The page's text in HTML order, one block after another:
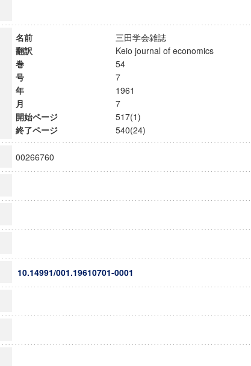
研究拠点
名前
三田学会雑誌
翻訳
Keio journal of economics
巻
54
号
7
年
1961
月
7
開始ページ
517(1)
終了ページ
540(24)
00266760
10.14991/001.19610701-0001